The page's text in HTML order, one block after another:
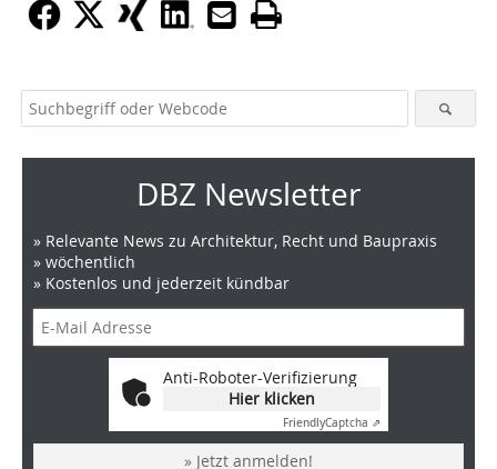
DBZ Newsletter
» Relevante News zu Architektur, Recht und Baupraxis
» wöchentlich
» Kostenlos und jederzeit kündbar
Anti-Roboter-Verifizierung
Hier klicken
FriendlyCaptcha ⇗
» Jetzt anmelden!